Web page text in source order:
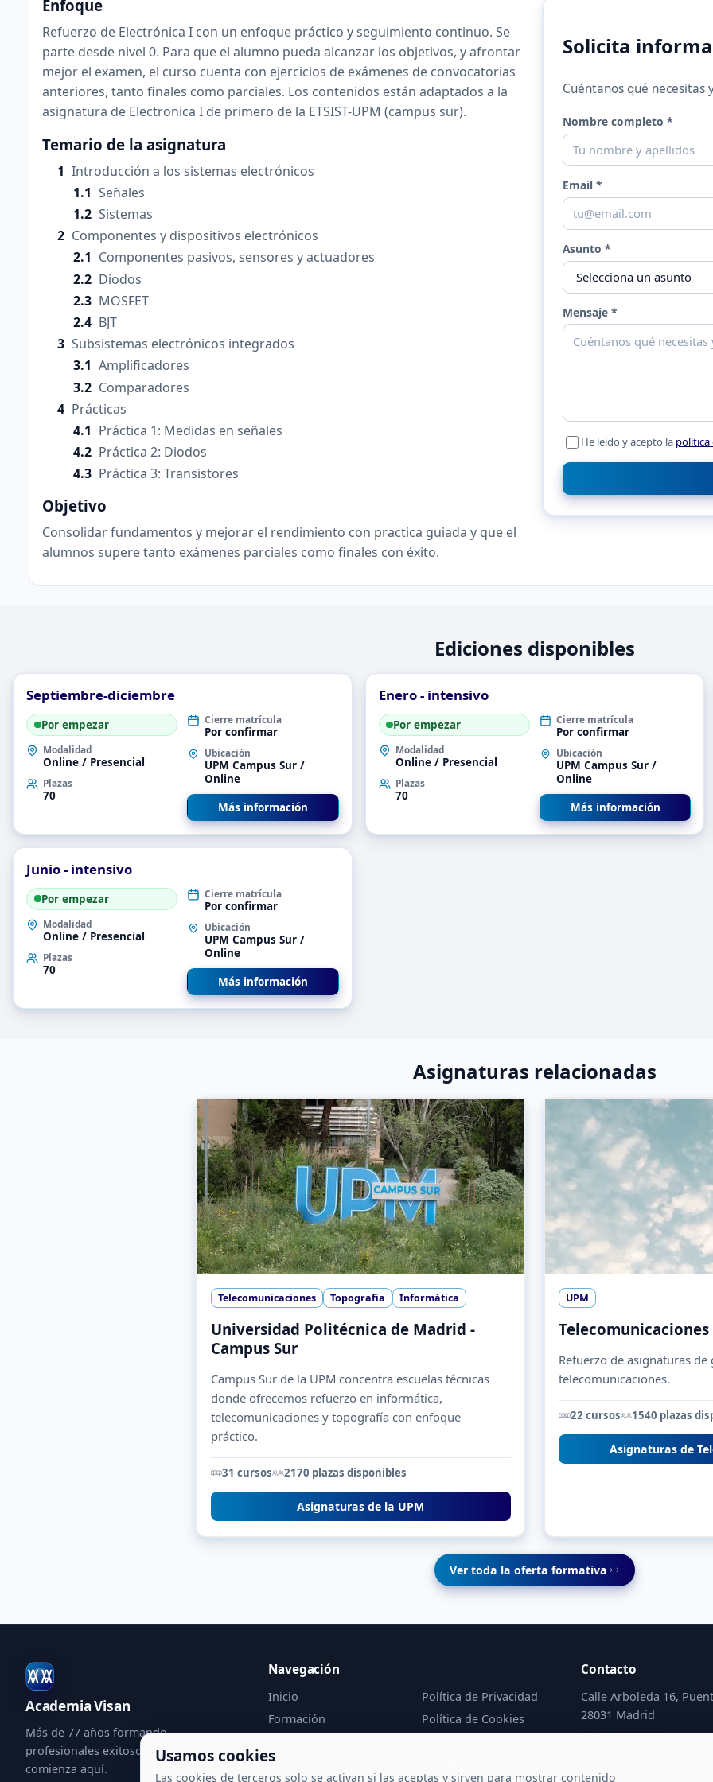
Enfoque
Refuerzo de Electrónica I con un enfoque práctico y seguimiento continuo. Se
parte desde nivel 0. Para que el alumno pueda alcanzar los objetivos, y afrontar
mejor el examen, el curso cuenta con ejercicios de exámenes de convocatorias
anteriores, tanto finales como parciales. Los contenidos están adaptados a la
asignatura de Electronica I de primero de la ETSIST-UPM (campus sur).
Temario de la asignatura
Introducción a los sistemas electrónicos
Señales
Sistemas
Componentes y dispositivos electrónicos
Componentes pasivos, sensores y actuadores
Diodos
MOSFET
BJT
Subsistemas electrónicos integrados
Amplificadores
Comparadores
Prácticas
Práctica 1: Medidas en señales
Práctica 2: Diodos
Práctica 3: Transistores
Objetivo
Consolidar fundamentos y mejorar el rendimiento con practica guiada y que el
alumnos supere tanto exámenes parciales como finales con éxito.
Solicita
Cuéntanos qué necesitas
Nombre completo *
Email *
Asunto *
Mensaje *
He leído y acepto la política
Empresa o web
Ediciones disponibles
Septiembre-diciembre
Por empezar
Modalidad
Online / Presencial
Plazas
70
Cierre matrícula
Por confirmar
Ubicación
UPM Campus Sur /
Online
Más información
Enero - intensivo
Por empezar
Modalidad
Online / Presencial
Plazas
70
Cierre matrícula
Por confirmar
Ubicación
UPM Campus Sur /
Online
Más información
Junio - intensivo
Por empezar
Modalidad
Online / Presencial
Plazas
70
Cierre matrícula
Por confirmar
Ubicación
UPM Campus Sur /
Online
Más información
Asignaturas relacionadas
Telecomunicaciones Topografia Informática
Universidad Politécnica de Madrid -
Campus Sur
Campus Sur de la UPM concentra escuelas técnicas
donde ofrecemos refuerzo en informática,
telecomunicaciones y topografía con enfoque
práctico.
31 cursos 2170 plazas disponibles
Asignaturas de la UPM
UPM
Telecomunicaciones
Refuerzo de asignaturas de
telecomunicaciones.
22 cursos 1540 plazas
Asignaturas de
Ver toda la oferta formativa
Academia Visan
Más de 77 años formando
profesionales exitosos. Tu futuro
comienza aquí.
Navegación
Inicio
Formación
Contacto
Política de Privacidad
Política de Cookies
Contacto
Calle Arboleda 16,
28031 Madrid
+34 622 332 728
Usamos cookies
Las cookies de terceros solo se activan si las aceptas y sirven para mostrar contenido